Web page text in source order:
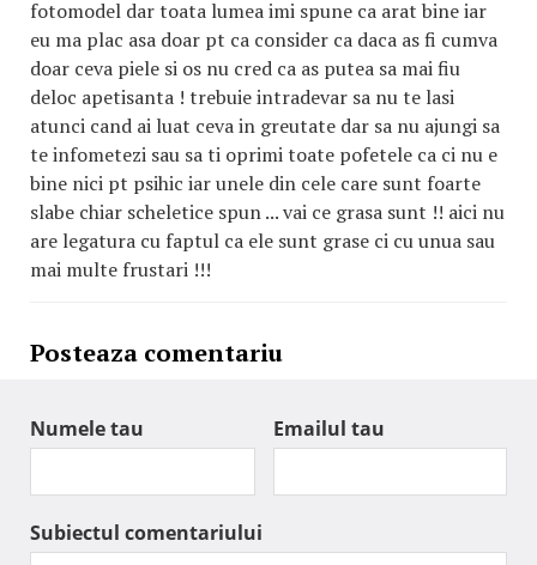
fotomodel dar toata lumea imi spune ca arat bine iar
eu ma plac asa doar pt ca consider ca daca as fi cumva
doar ceva piele si os nu cred ca as putea sa mai fiu
deloc apetisanta ! trebuie intradevar sa nu te lasi
atunci cand ai luat ceva in greutate dar sa nu ajungi sa
te infometezi sau sa ti oprimi toate pofetele ca ci nu e
bine nici pt psihic iar unele din cele care sunt foarte
slabe chiar scheletice spun ... vai ce grasa sunt !! aici nu
are legatura cu faptul ca ele sunt grase ci cu unua sau
mai multe frustari !!!
Posteaza comentariu
Numele tau Emailul tau
Subiectul comentariului